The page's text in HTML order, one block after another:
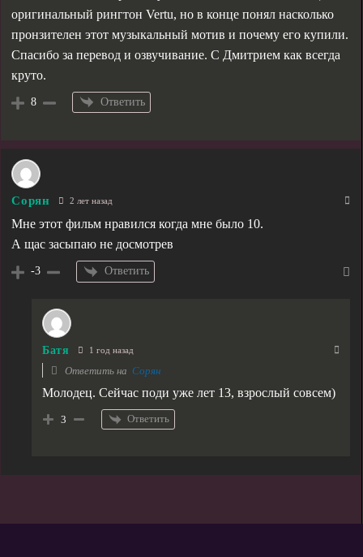
оригинальный рингтон Vertu, но в конце понял насколько
пронзителен этот музыкальный мотив и почему его купили.
Спасибо за перевод и озвучивание. С Дмитрием как всегда
круто.
8 Ответить
Сорян 2 лет назад
Мне этот фильм нравился когда мне было 10.
А щас засыпаю не досмотрев
-3 Ответить
Батя 1 год назад
Ответить на Сорян
Молодец. Сейчас поди уже лет 13, взрослый совсем)
3 Ответить